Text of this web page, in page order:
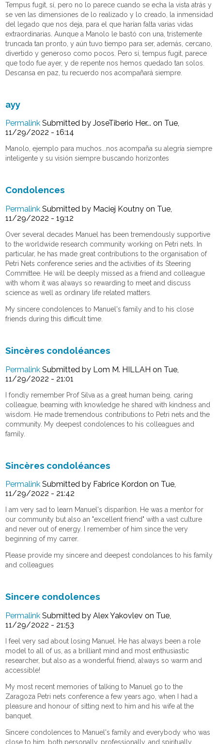
Tempus fugit, sí, pero no lo parece cuando se echa la vista atrás y
se ven las dimensiones de lo realizado y lo creado, la inmensidad
del legado que nos deja, para el que harían falta varias vidas
extraordinarias. Aunque a Manolo le bastó con una, tristemente
truncada tan pronto, y aún tuvo tiempo para ser, además, cercano,
divertido y generoso como pocos. Pero sí, tempus fugit, parece
que todo fue ayer, y de repente nos hemos quedado tan solos.
Descansa en paz, tu recuerdo nos acompañará siempre.
ayy
Permalink Submitted byJoseTiberio Her... on Tue,
11/29/2022 - 16:14
Manolo, ejemplo para muchos...nos acompaña su alegría siempre
inteligente y su visión siempre buscando horizontes
Condolences
Permalink Submitted by Maciej Koutny on Tue,
11/29/2022 - 19:12
Over several decades Manuel has been tremendously supportive
to the worldwide research community working on Petri nets. In
particular, he has made great contributions to the organisation of
Petri Nets conference series and the activities of its Steering
Committee. He will be deeply missed as a friend and colleague
with whom it was always so rewarding to meet and discuss
science as well as ordinary life related matters.
My sincere condolences to Manuel's family and to his close
friends during this difficult time.
Sincères condoléances
Permalink Submitted by Lom M. HILLAH on Tue,
11/29/2022 - 21:01
I fondly remember Prof Silva as a great human being, caring
colleague, beaming with knowledge he shared with kindness and
wisdom. He made tremendous contributions to Petri nets and the
community. My deepest condolences to his colleagues and
family.
Sincères condoléances
Permalink Submitted by Fabrice Kordon on Tue,
11/29/2022 - 21:42
I am very sad to learn Manuel's disparition. He was a mentor for
our community but also an "excellent friend" with a vast culture
and never out of energy. I remember of him since the very
beginning of my carrer.
Please provide my sincere and deepest condolances to his family
and colleagues
Sincere condolences
Permalink Submitted byAlex Yakovlev on Tue,
11/29/2022 - 21:53
I feel very sad about losing Manuel. He has always been a role
model to all of us, as a brilliant mind and most enthusiastic
researcher, but also as a wonderful friend, always so warm and
accessible!
My most recent memories of talking to Manuel go to the
Zaragoza Petri nets conference a few years ago, when I had a
pleasure and honour of sitting next to him and his wife at the
banquet.
Sincere condolences to Manuel's family and everybody who was
close to him, both personally, professionally, and spiritually.